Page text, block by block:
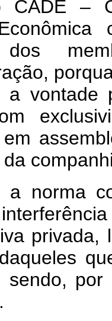
CADE –
dos
a vontade
a norma
privada,
sendo, por